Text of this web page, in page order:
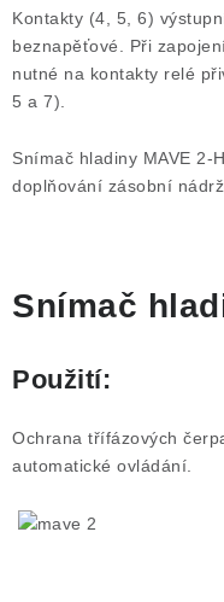
Kontakty (4, 5, 6)
beznapěťové. Při
nutné na kontakty relé
5 a 7).
Snímač hladiny MAVE 2-
doplňování zásobní
Snímač
Použití:
Ochrana třífázových
automatické ovládání.